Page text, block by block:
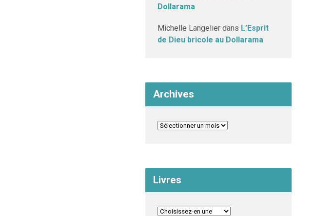
Dollarama
Michelle Langelier dans L’Esprit
de Dieu bricole au Dollarama
Archives
Livres